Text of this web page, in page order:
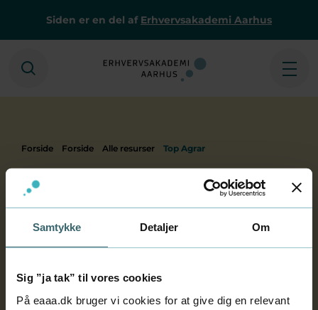
Samtykke Detaljer Om
Sig ”ja tak” til vores cookies
På eaaa.dk bruger vi cookies for at give dig en relevant
Siden er en del af Erhvervsakademi Aarhus
Søg
Forside Forside Alle resurser Top Agrar
Top Agrar
Viden om jordbrug, planteproduktion og
husdyr
Fysisk/Online
Udkommer: Hver måned